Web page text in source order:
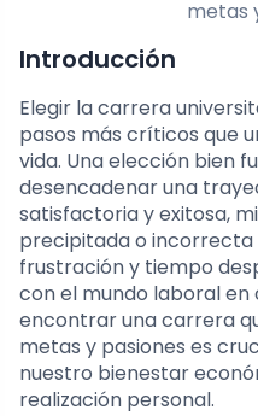
Introducción
Elegir la carrera
pasos más críticos que
vida. Una elección bien
desencadenar una
satisfactoria y exitosa,
precipitada o incorrecta
frustración y tiempo
con el mundo laboral
encontrar una carrera
metas y pasiones es
nuestro bienestar
realización personal.